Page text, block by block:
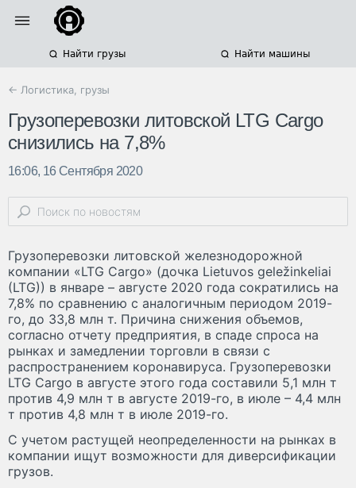
Найти грузы Найти машины
← Логистика, грузы
Грузоперевозки литовской LTG Cargo
снизились на 7,8%
16:06, 16 Сентября 2020
Грузоперевозки литовской железнодорожной
компании «LTG Cargo» (дочка Lietuvos geležinkeliai
(LTG)) в январе – августе 2020 года сократились на
7,8% по сравнению с аналогичным периодом 2019-
го, до 33,8 млн т. Причина снижения объемов,
согласно отчету предприятия, в спаде спроса на
рынках и замедлении торговли в связи с
распространением коронавируса. Грузоперевозки
LTG Cargo в августе этого года составили 5,1 млн т
против 4,9 млн т в августе 2019-го, в июле – 4,4 млн
т против 4,8 млн т в июле 2019-го.
С учетом растущей неопределенности на рынках в
компании ищут возможности для диверсификации
грузов.